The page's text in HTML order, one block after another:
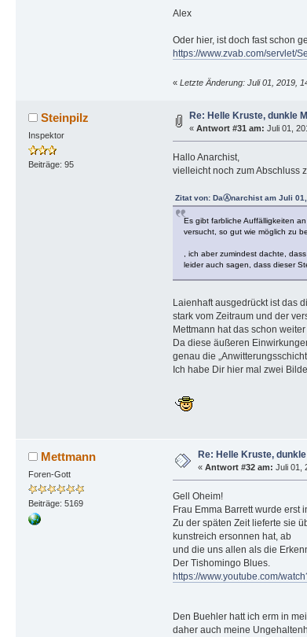
Alex
Oder hier, ist doch fast schon
https://www.zvab.com/servlet/
« Letzte Änderung: Juli 01, 2019,
Steinpilz
Inspektor
Beiträge: 95
Re: Helle Kruste, dunkle
« Antwort #31 am: Juli 01,
Hallo Anarchist,
vielleicht noch zum Abschluss
Zitat von: DaⒶnarchist am Juli
Es gibt farbliche Auffälligkeiten
versucht, so gut wie möglich zu
, ich aber zumindest dachte,
leider auch sagen, dass dieser
Laienhaft ausgedrückt ist das
stark vom Zeitraum und der
Mettmann hat das schon
Da diese äußeren
genau die
Ich habe Dir hier mal zwei
Mettmann
Foren-Gott
Beiträge: 5169
Re: Helle Kruste,
« Antwort #32 am: Juli 01,
Gell Oheim!
Frau Emma Barrett wurde
Zu der späten Zeit lieferte sie
kunstreich ersonnen hat, ab
und die uns allen als die
Der Tishomingo Blues.
https://www.youtube.com/
Den Buehler hatt ich erm in
daher auch meine